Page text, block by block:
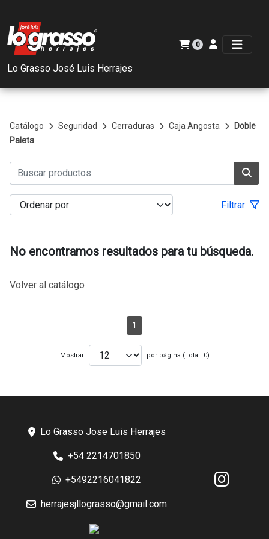
Lo Grasso José Luis Herrajes
0
Catálogo Seguridad Cerraduras Caja Angosta
Doble
Paleta
Filtrar
No encontramos resultados para tu búsqueda.
Volver al catálogo
1
Mostrar por página (Total: 0)
Lo Grasso Jose Luis Herrajes
+54 2214701850
+5492216041822
herrajesjllograsso@gmail.com